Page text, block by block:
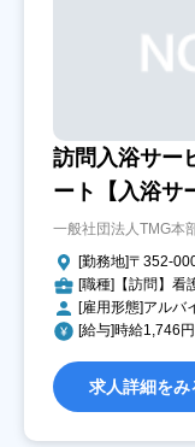
訪問入浴サー
ート【入浴サ
一般社団法人TMG本
[勤務地]〒352-
[職種]【訪問】看
[雇用形態]アルバ
[給与]時給1,746
求人詳細をみ